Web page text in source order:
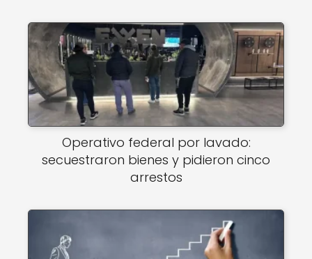
Operativo federal por lavado:
secuestraron bienes y pidieron cinco
arrestos